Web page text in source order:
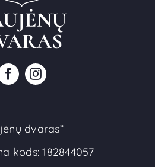
dvaras”
kods:182844057